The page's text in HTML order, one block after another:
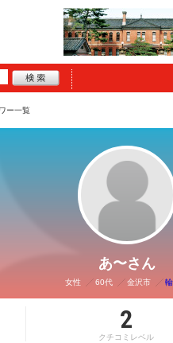
ー一覧
あ〜さん
女性 60代 金沢市
2
クチコミレベル